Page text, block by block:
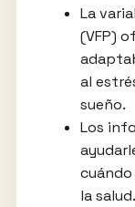
La
(VFP)
al
sueño.
Los
la salud.